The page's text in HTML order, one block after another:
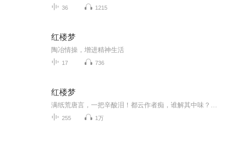
36 1215
红楼梦
陶冶情操，增进精神生活
17 736
红楼梦
255 1万